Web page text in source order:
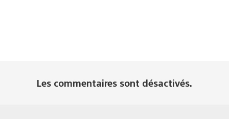
Les commentaires sont désactivés.